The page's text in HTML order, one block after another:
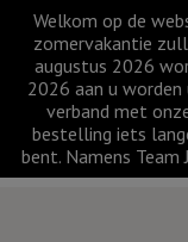
Welkom op de
zomervakantie
augustus 2026
2026 aan u
verband met
bestelling iets
bent. Namens